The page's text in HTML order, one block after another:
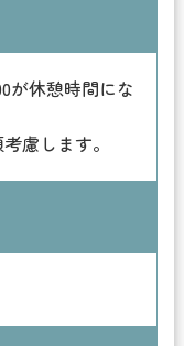
が休憩時間にな
慮します。